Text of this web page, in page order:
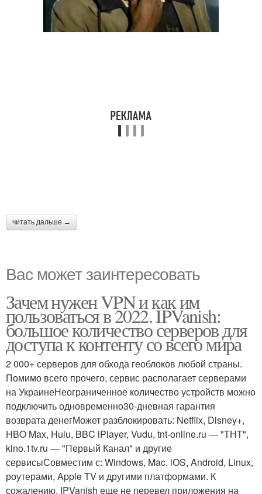
читать дальше →
Вас может заинтересовать
Зачем нужен VPN и как им
пользоваться в 2022. IPVanish:
большое количество серверов для
доступа к контенту со всего мира
2 000+ серверов для обхода геоблоков любой страны.
Помимо всего прочего, сервис располагает серверами
на УкраинеНеограниченное количество устройств можно
подключить одновременно30-дневная гарантия
возврата денегМожет разблокировать: Netflix, Disney+,
HBO Max, Hulu, BBC iPlayer, Vudu, tnt-online.ru — "ТНТ",
kino.1tv.ru — "Первый Канал" и другие
сервисыСовместим с: Windows, Mac, iOS, Android, Linux,
роутерами, Apple TV и другими платформами. К
сожалению, IPVanish еще не перевел приложения на